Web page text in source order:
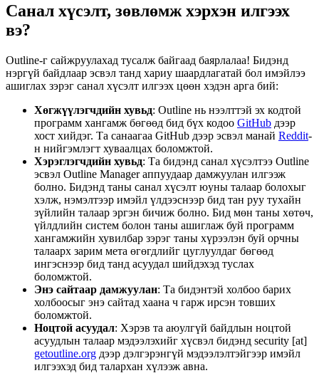
Санал хүсэлт, зөвлөмж хэрхэн илгээх
вэ?
Outline-г сайжруулахад тусалж байгаад баярлалаа! Бидэнд
нэргүй байдлаар эсвэл танд хариу шаардлагатай бол имэйлээ
ашиглах зэрэг санал хүсэлт илгээх цөөн хэдэн арга бий:
Хөгжүүлэгчдийн хувьд: Outline нь нээлттэй эх кодтой
программ хангамж бөгөөд бид бүх кодоо GitHub дээр
хост хийдэг. Та санаагаа GitHub дээр эсвэл манай Reddit-
н нийгэмлэгт хуваалцах боломжтой.
Хэрэглэгчдийн хувьд: Та бидэнд санал хүсэлтээ Outline
эсвэл Outline Manager аппуудаар дамжуулан илгээж
болно. Бидэнд таны санал хүсэлт юуны талаар болохыг
хэлж, нэмэлтээр имэйл үлдээснээр бид тан руу тухайн
зүйлийн талаар эргэн бичиж болно. Бид мөн таны хөтөч,
үйлдлийн систем болон таны ашиглаж буй программ
хангамжийн хувилбар зэрэг таны хүрээлэн буй орчны
талаарх зарим мета өгөгдлийг цуглуулдаг бөгөөд
ингэснээр бид танд асуудал шийдэхэд туслах
боломжтой.
Энэ сайтаар дамжуулан: Та бидэнтэй холбоо барих
холбоосыг энэ сайтад хаана ч гарж ирсэн товших
боломжтой.
Ноцтой асуудал: Хэрэв та аюулгүй байдлын ноцтой
асуудлын талаар мэдээлэхийг хүсвэл бидэнд security [at]
getoutline.org дээр дэлгэрэнгүй мэдээлэлтэйгээр имэйл
илгээхэд бид талархан хүлээж авна.